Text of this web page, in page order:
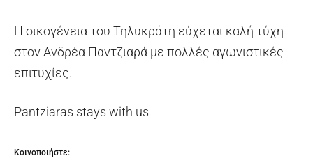
Η οικογένεια του Τηλυκράτη εύχεται καλή τύχη
στον Ανδρέα Παντζιαρά με πολλές αγωνιστικές
επιτυχίες.
Pantziaras stays with us
Κοινοποιήστε: